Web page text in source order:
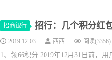
招商银行 招行：几个积分红
2019-12-03 西西 阅读(3356)
1、领66积分 2019年12月31日前，